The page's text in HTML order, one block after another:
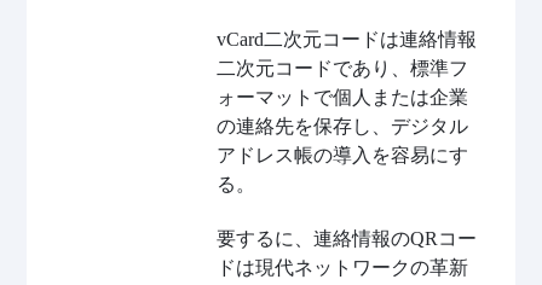
vCard二次元コードは連絡情報
二次元コードであり、標準フ
ォーマットで個人または企業
の連絡先を保存し、デジタル
アドレス帳の導入を容易にす
る。
要するに、連絡情報のQRコー
ドは現代ネットワークの革新